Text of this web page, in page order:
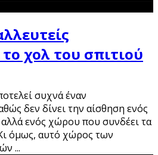
χολ του σπιτιού
συχνά έναν
δεν δίνει την αίσθηση ενός
ενός χώρου που συνδέει τα
όμως, αυτό χώρος των
...